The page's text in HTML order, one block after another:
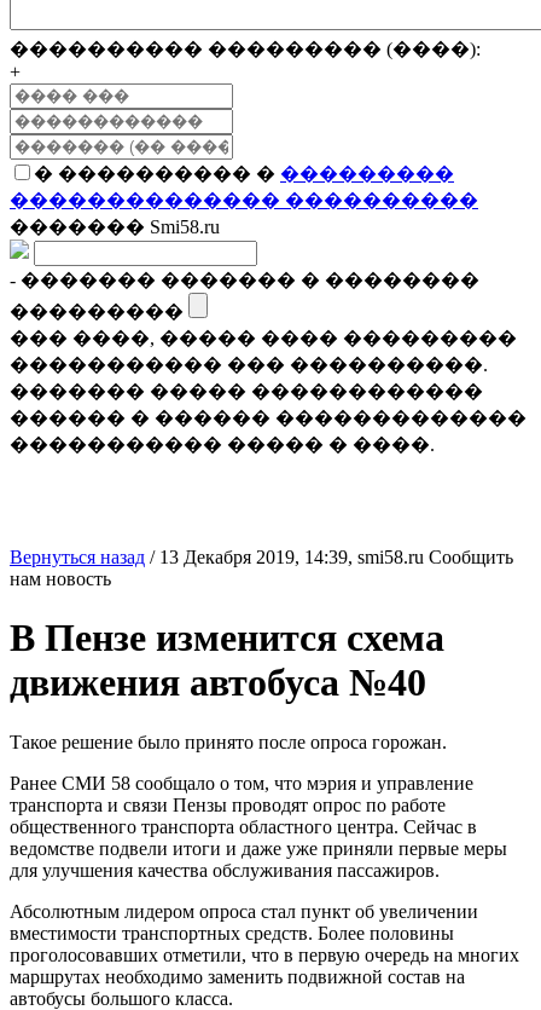
���������� ��������� (����):
+
� ���������� � ���������
�������������� ����������
������� Smi58.ru
- ������� ������� � ��������
���������
��� ����, ����� ���� ���������
����������� ��� ����������.
������� ����� ������������
������ � ������ �������������
����������� ����� � ����.
Вернуться назад / 13 Декабря 2019, 14:39, smi58.ru Сообщить
нам новость
В Пензе изменится схема
движения автобуса №40
Такое решение было принято после опроса горожан.
Ранее СМИ 58 сообщало о том, что мэрия и управление
транспорта и связи Пензы проводят опрос по работе
общественного транспорта областного центра. Сейчас в
ведомстве подвели итоги и даже уже приняли первые меры
для улучшения качества обслуживания пассажиров.
Абсолютным лидером опроса стал пункт об увеличении
вместимости транспортных средств. Более половины
проголосовавших отметили, что в первую очередь на многих
маршрутах необходимо заменить подвижной состав на
автобусы большого класса.